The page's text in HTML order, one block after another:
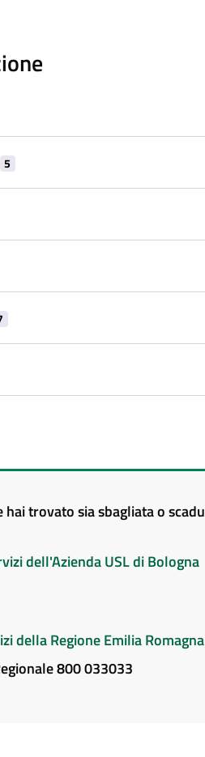
5
trovato sia sbagliata o
dell'Azienda USL di Bologna
della Regione Emilia Romagna
800 033033